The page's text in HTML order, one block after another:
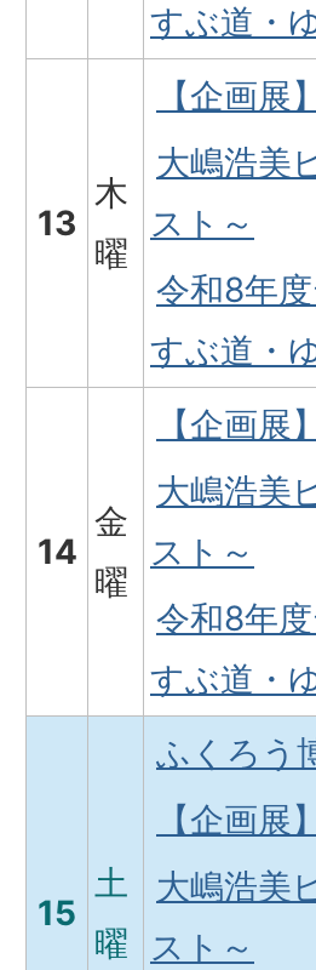
すぶ道・
13
木
曜
【企画
大嶋浩美
スト～
令和8年
すぶ道・
14
金
曜
【企画
大嶋浩美
スト～
令和8年
すぶ道・
15
土
曜
ふくろう
【企画
大嶋浩美
スト～